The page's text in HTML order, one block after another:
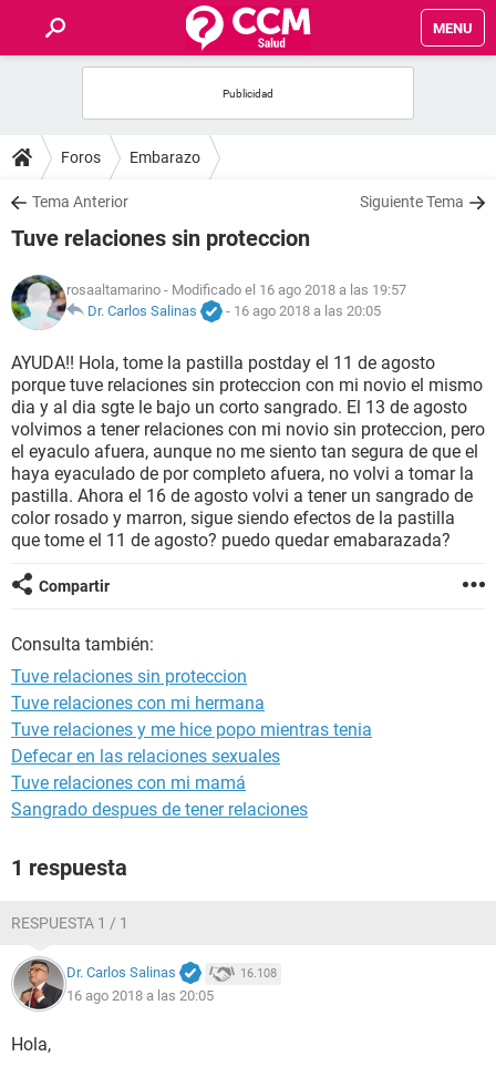
MENU
FOROS
SALUD
NUTRICIÓN
BIENESTAR
SEXUALIDAD
GLOSARIO
Foros Embarazo
Tema Anterior Siguiente Tema
Tuve relaciones sin proteccion
rosaaltamarino - Modificado el 16 ago 2018 a las 19:57
Dr. Carlos Salinas
- 16 ago 2018 a las 20:05
AYUDA!! Hola, tome la pastilla postday el 11 de agosto
porque tuve relaciones sin proteccion con mi novio el mismo
dia y al dia sgte le bajo un corto sangrado. El 13 de agosto
volvimos a tener relaciones con mi novio sin proteccion, pero
el eyaculo afuera, aunque no me siento tan segura de que el
haya eyaculado de por completo afuera, no volvi a tomar la
pastilla. Ahora el 16 de agosto volvi a tener un sangrado de
color rosado y marron, sigue siendo efectos de la pastilla
que tome el 11 de agosto? puedo quedar emabarazada?
Compartir
Consulta también:
Tuve relaciones sin proteccion
Tuve relaciones con mi hermana
Tuve relaciones y me hice popo mientras tenia
Defecar en las relaciones sexuales
Tuve relaciones con mi mamá
Sangrado despues de tener relaciones
1 respuesta
RESPUESTA 1 / 1
Dr. Carlos Salinas 16.108
16 ago 2018 a las 20:05
Hola,